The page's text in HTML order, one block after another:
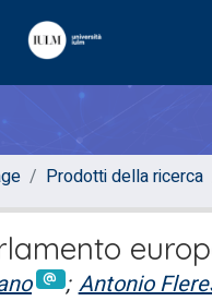
Prodotti della ricerca
; Antonio